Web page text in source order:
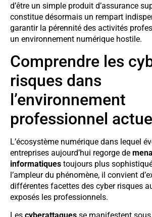
d’être un simple produit d’assurance
constitue désormais un rempart
garantir la pérennité des activités
un environnement numérique hostile.
Comprendre les
risques dans
l’environnement
professionnel
L’écosystème numérique dans lequel
entreprises aujourd’hui regorge de
informatiques toujours plus
l’ampleur du phénomène, il convient
différentes facettes des cyber risques
exposés les professionnels.